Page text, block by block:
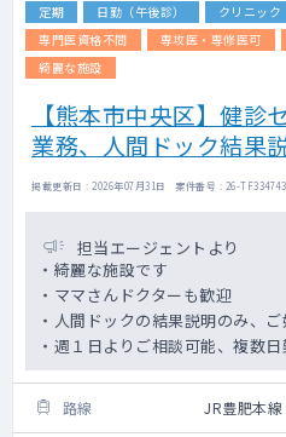
定期 日勤（午後診） クリニック
専門医資格不問
専攻医・専修医可
綺麗な施設
【熊本市中央区】健診
業務、人間ドック結果
掲載更新日 : 2026年07月31日 案件番号 : 26-TF334743
担当エージェントより
・綺麗な施設です
・ママさんドクターも歓迎
・人間ドックの結果説明のみ、
・週１日よりご相談可能、複数
路線 JR豊肥本線